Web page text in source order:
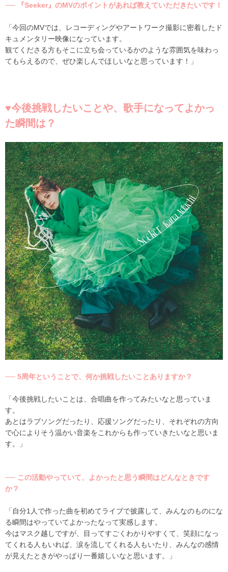
── 『Seeker』のMVのポイントがあれば教えていただきたいです！
「今回のMVでは、レコーディングやアートワーク撮影に密着したド
キュメンタリー映像になっています。
観てくださる方もそこに立ち会っているかのような雰囲気を味わっ
てもらえるので、ぜひ楽しんでほしいなと思っています！」
♥️今後挑戦したいことや、歌手になってよかっ
た瞬間は？
── 5周年ということで、何か挑戦したいことありますか？
「今後挑戦したいことは、合唱曲を作ってみたいなと思っていま
す。
あとはラブソングだったり、応援ソングだったり、それぞれの方向
で心によりそう温かい音楽をこれからも作っていきたいなと思いま
す。」
── この活動やっていて、よかったと思う瞬間はどんなときです
か？
「自分1人で作った曲を初めてライブで披露して、みんなのものにな
る瞬間はやっていてよかったなって実感します。
今はマスク越しですが、目ってすごくわかりやすくて、笑顔になっ
てくれる人もいれば、涙を流してくれる人もいたり、みんなの感情
が見えたときがやっぱり一番嬉しいなと思います。」